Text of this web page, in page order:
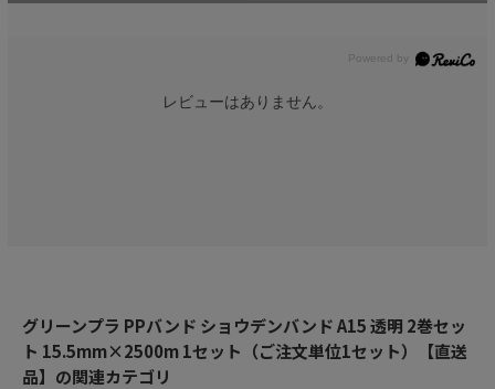
レビューはありません。
グリーンプラ PPバンド ショウデンバンド A15 透明 2巻セッ
ト 15.5mm×2500m 1セット（ご注文単位1セット）【直送
品】の関連カテゴリ